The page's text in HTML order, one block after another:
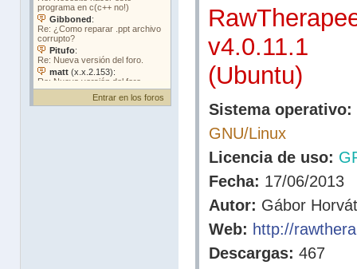
Entrar en los foros
v4.0.11.1
(Ubuntu)
Sistema operativo:
GNU/Linux
Licencia de uso:
Fecha: 17/06/2013
Autor: Gábor
Web: http://
Descargas: 467